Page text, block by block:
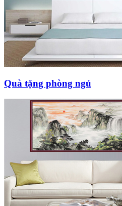
Quà tặng phòng ngủ